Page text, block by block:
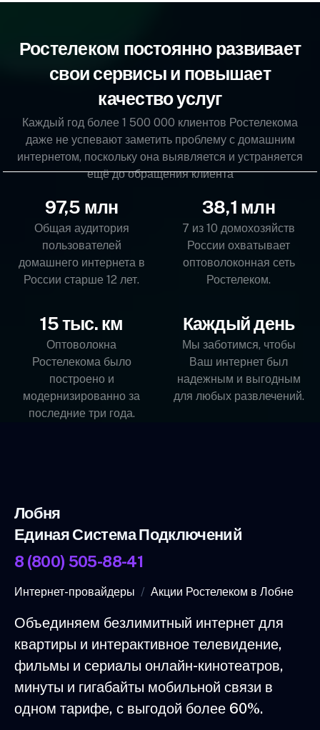
Ростелеком постоянно развивает
свои сервисы и повышает
качество услуг
Каждый год более 1 500 000 клиентов Ростелекома
даже не успевают заметить проблему с домашним
интернетом, поскольку она выявляется и устраняется
ещё до обращения клиента
97,5 млн
Общая аудитория
пользователей
домашнего интернета в
России старше 12 лет.
38,1 млн
7 из 10 домохозяйств
России охватывает
оптоволоконная сеть
Ростелеком.
15 тыс. км
Оптоволокна
Ростелекома было
построено и
модернизированно за
последние три года.
Каждый день
Мы заботимся, чтобы
Ваш интернет был
надежным и выгодным
для любых развлечений.
Лобня
Единая Система Подключений
8 (800) 505-88-41
Интернет-провайдеры Акции Ростелеком в Лобне
Объединяем безлимитный интернет для
квартиры и интерактивное телевидение,
фильмы и сериалы онлайн-кинотеатров,
минуты и гигабайты мобильной связи в
одном тарифе, с выгодой более 60%.